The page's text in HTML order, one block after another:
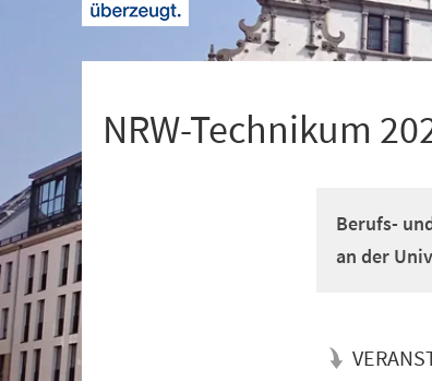
NRW-Technikum
Berufs-
an der